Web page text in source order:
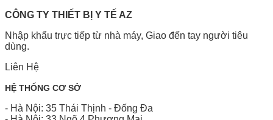
CÔNG TY THIẾT BỊ Y TẾ AZ
Nhập khẩu trực tiếp từ nhà máy, Giao đến tay người tiêu
dùng.
Liên Hệ
HỆ THỐNG CƠ SỞ
- Hà Nội: 35 Thái Thịnh - Đống Đa